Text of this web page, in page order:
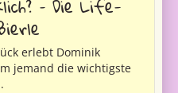
erlebt Dominik
jemand die wichtigste